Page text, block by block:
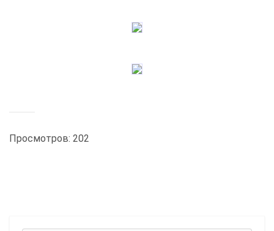
Просмотров: 202